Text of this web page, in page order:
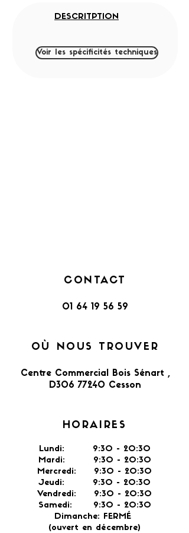
DESCRITPTION
Voir les spécificités techniques
CONTACT
01 64 19 56 59
OÙ NOUS TROUVER
Centre Commercial Bois Sénart ,
D306 77240 Cesson​
HORAIRES
Lundi: 9:30 - 20:30
Mardi: 9:30 - 20:30
Mercredi: 9:30 - 20:30
Jeudi: 9:30 - 20:30
Vendredi: 9:30 - 20:30
Samedi: 9:30 - 20:30
Dimanche: FERMÉ
(ouvert en décembre)